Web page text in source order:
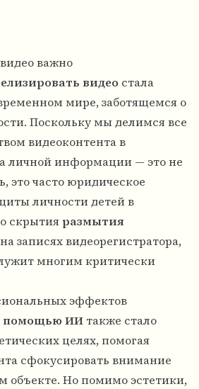
важно
видео стала
мире, заботящемся о
Поскольку мы делимся все
видеоконтента в
личной информации — это не
это часто юридическое
личности детей в
скрытия размытия
на записях видеорегистратора,
многим критически
эффектов
помощью ИИ также стало
целях, помогая
сфокусировать внимание
объекте. Но помимо эстетики,